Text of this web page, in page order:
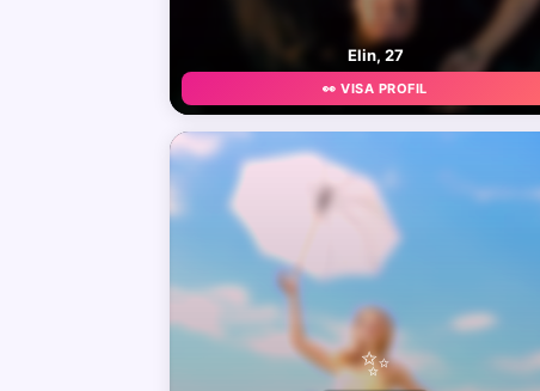
Elin, 27
👀 VISA PROFIL
✨